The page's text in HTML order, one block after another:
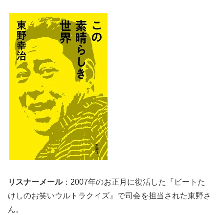
リスナーメール：2007年のお正月に復活した『ビートた
けしのお笑いウルトラクイズ』で司会を担当された東野さ
ん。